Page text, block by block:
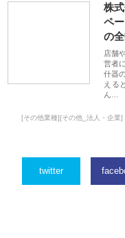
株
ペ
の
店舗
営者
什器
える
ん…
[その他業種][その他_法人・企業]
twitter